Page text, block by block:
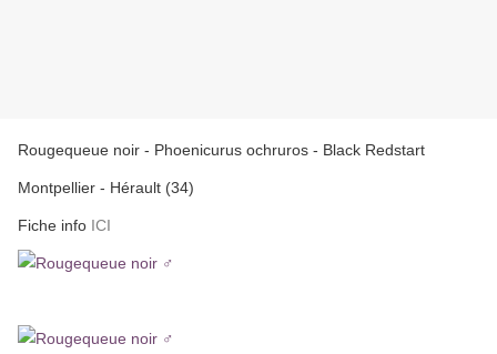
Rougequeue noir - Phoenicurus ochruros - Black Redstart
Montpellier - Hérault (34)
Fiche info ICI